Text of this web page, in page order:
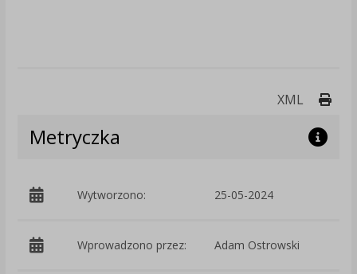
XML
Metryczka
Wytworzono: 25-05-2024
Wprowadzono przez: Adam Ostrowski